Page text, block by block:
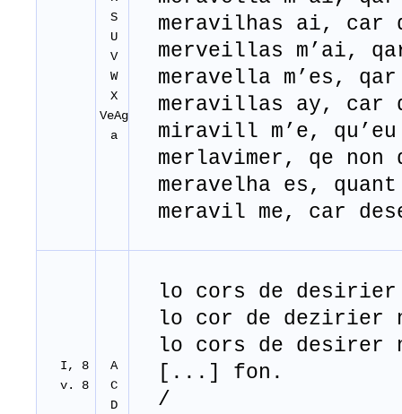
S
U
V
W
X
VeAg
a
meravilhas ai, car
merveillas m’ai,
meravella m’es, qar
meravillas ay, car
miravill m’e, qu’eu
merlavimer, qe non
meravelha es, quant
meravil me, car
I, 8
v. 8
A
C
D
lo cors de desirier
lo cor de dezirier
lo cors de desirer
[...] fon.
/